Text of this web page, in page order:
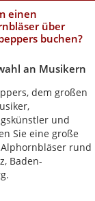
einen
über
buchen?
an Musikern
dem großen
und
Sie eine große
rund
Baden-